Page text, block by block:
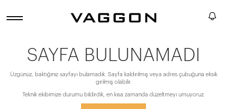
SAYFA BULUNAMADI
Üzgünüz, baktığınız sayfayı bulamadık. Sayfa kaldırılmış veya adres çubuğuna eksik
girilmiş olabilir.
Teknik ekibimize durumu bildirdik, en kısa zamanda düzeltmeyi umuyoruz.